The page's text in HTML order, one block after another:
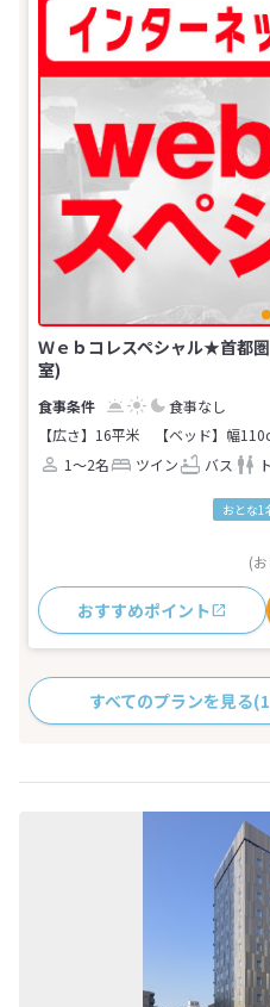
Ｗｅｂコレスペシャル★首都
室)
食事なし
【広さ】16平米
【ベッド】幅
1～2名
ツイン バス
おとな1
(
おすすめポイント
すべてのプランを見る